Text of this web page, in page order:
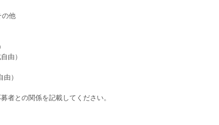
の他
由）
）
者との関係を記載してください。